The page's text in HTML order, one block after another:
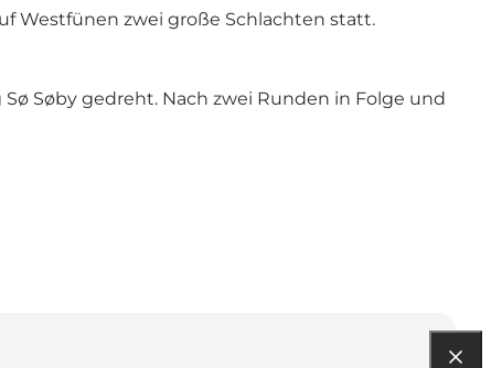
Westfünen zwei große Schlachten statt.
Søby gedreht. Nach zwei Runden in Folge und